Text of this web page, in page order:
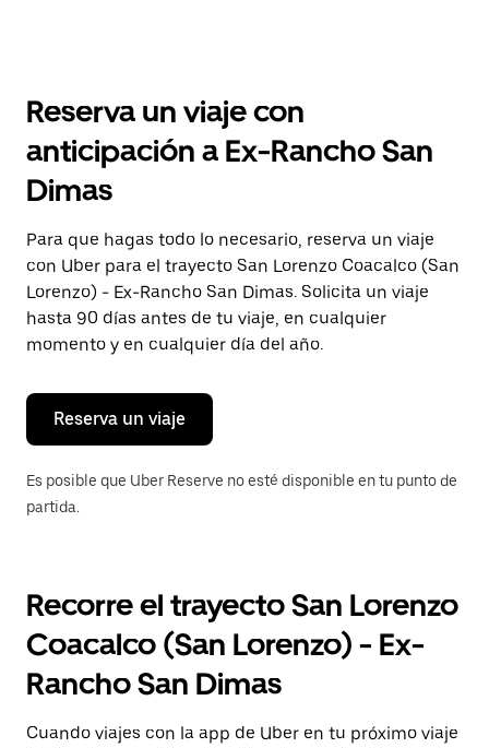
el
y
selecciona
una
Presiona
la
tecla Esc
para
cerrar
el
calendario.
Reserva un viaje con
anticipación a Ex-Rancho San
Dimas
Para que hagas todo lo necesario, reserva un viaje
con Uber para el trayecto San Lorenzo Coacalco (San
Lorenzo) - Ex-Rancho San Dimas. Solicita un viaje
hasta 90 días antes de tu viaje, en cualquier
momento y en cualquier día del año.
Reserva un viaje
Es posible que Uber Reserve no esté disponible en tu punto de
partida.
Recorre el trayecto San Lorenzo
Coacalco (San Lorenzo) - Ex-
Rancho San Dimas
Cuando viajes con la app de Uber en tu próximo viaje